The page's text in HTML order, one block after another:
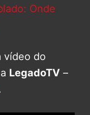
Onde
vídeo do
LegadoTV –